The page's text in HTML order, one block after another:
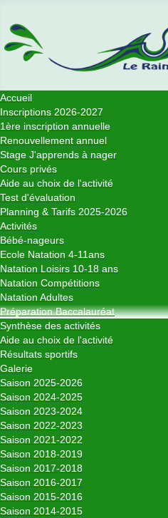
Accueil
Inscriptions 2026-2027
1ère inscription annuelle
Renouvellement annuel
Stage J'apprends à nager
Cours privés
Aide au choix de l'activité
Test d'évaluation
Planning & Tarifs 2025-2026
Activités
Bébé-nageurs
Ecole Natation 4-11ans
Natation Loisirs 10-18 ans
Natation Compétitions
Natation Adultes
Préparation Baccalauréat
Synthèse des activités
Aide au choix de l'activité
Résultats sportifs
Galerie
Saison 2025-2026
Saison 2024-2025
Saison 2023-2024
Saison 2022-2023
Saison 2021-2022
Saison 2018-2019
Saison 2017-2018
Saison 2016-2017
Saison 2015-2016
Saison 2014-2015